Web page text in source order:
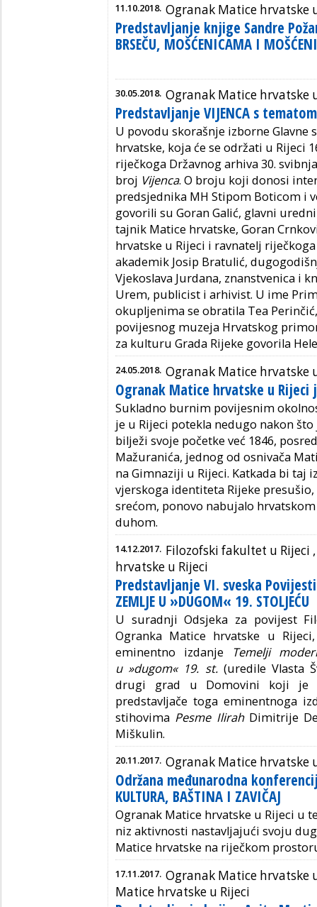
11.10.2018. Ogranak Matice hrvatske
Predstavljanje knjige Sandre Požar
BRSEČU, MOŠĆENICAMA I
30.05.2018. Ogranak Matice hrvatske
Predstavljanje VIJENCA s
U povodu skorašnje izborne Glavne
hrvatske, koja će se održati u Rijeci
riječkoga Državnog arhiva 30.
broj Vijenca. O broju koji donosi
predsjednika MH Stipom Boticom i
govorili su Goran Galić, glavni
tajnik Matice hrvatske, Goran
hrvatske u Rijeci i ravnatelj
akademik Josip Bratulić,
Vjekoslava Jurdana, znanstvenica i
Urem, publicist i arhivist. U ime
okupljenima se obratila Tea
povijesnog muzeja Hrvatskog
za kulturu Grada Rijeke govorila
24.05.2018. Ogranak Matice hrvatske
Ogranak Matice hrvatske u Rijeci
Sukladno burnim povijesnim
je u Rijeci potekla nedugo nakon
bilježi svoje početke već 1846,
Mažuranića, jednog od osnivača
na Gimnaziji u Rijeci. Katkada bi taj
vjerskoga identiteta Rijeke
srećom, ponovo nabujalo
duhom.
14.12.2017. Filozofski fakultet u Rijeci
hrvatske u Rijeci
Predstavljanje VI. sveska Povijesti
ZEMLJE U »DUGOM« 19. STOLJEĆU
U suradnji Odsjeka za povijest
Ogranka Matice hrvatske u
eminentno izdanje
Temelji
u »dugom« 19. st.(uredile Vlasta
drugi grad u Domovini koji je
predstavljače toga eminentnoga
stihovima Pesme IlirahDimitrije
Miškulin.
20.11.2017. Ogranak Matice hrvatske
Održana međunarodna
KULTURA, BAŠTINA I ZAVIČAJ
Ogranak Matice hrvatske u Rijeci u
niz aktivnosti nastavljajući svoju
Matice hrvatske na riječkom
17.11.2017. Ogranak Matice hrvatske
Matice hrvatske u Rijeci